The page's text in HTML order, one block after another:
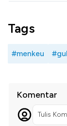
Tags
#menkeu
Komentar
Tulis